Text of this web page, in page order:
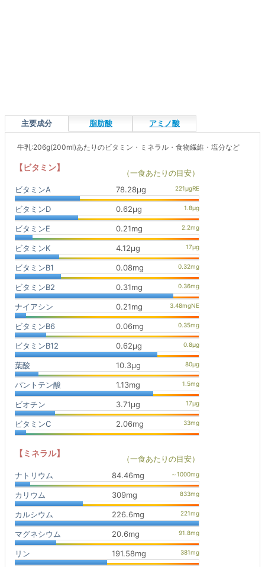
主要成分 脂肪酸 アミノ酸
牛乳:206g(200ml)あたりのビタミン・ミネラル・食物繊維・塩分など
【ビタミン】
（一食あたりの目安）
ビタミンA
78.28μg
ビタミンD 0.62μg
ビタミンE 0.21mg
ビタミンK 4.12μg
ビタミンB1 0.08mg
ビタミンB2 0.31mg
ナイアシン 0.21mg
ビタミンB6 0.06mg
ビタミンB12 0.62μg
葉酸 10.3μg
パントテン酸 1.13mg
ビオチン 3.71μg
ビタミンC 2.06mg
【ミネラル】
（一食あたりの目安）
ナトリウム
84.46mg
カリウム 309mg
カルシウム 226.6mg
マグネシウム 20.6mg
リン 191.58mg